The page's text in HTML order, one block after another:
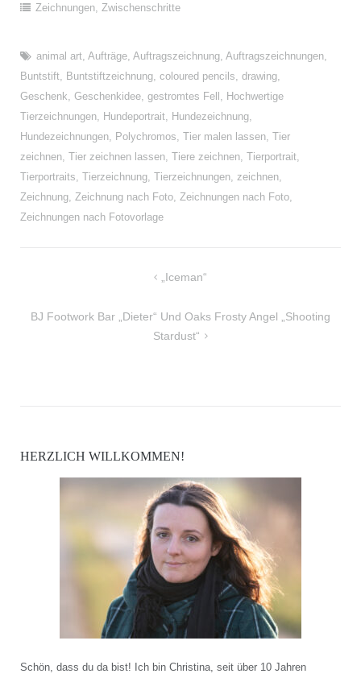
Zeichnungen, Zwischenschritte
animal art, Aufträge, Auftragszeichnung, Auftragszeichnungen,
Buntstift, Buntstiftzeichnung, coloured pencils drawing,
Geschenk Geschenkidee, gestromtes Fell
Hochwertige
Tierzeichnungen, Hundeportrait, Hundezeichnung,
Hundezeichnungen, Polychromos Tier malen lassen, Tier
zeichnen, Tier zeichnen lassen, Tiere zeichnen, Tierportrait,
Tierportraits Tierzeichnung, Tierzeichnungen, zeichnen,
Zeichnung, Zeichnung nach Foto, Zeichnungen nach Foto,
Zeichnungen nach Fotovorlage
Beitragsnavigation„Iceman“
BJ Footwork Bar „Dieter“ Und Oaks Frosty Angel „Shooting
Stardust“
HERZLICH WILLKOMMEN!
Schön, dass du da bist! Ich bin Christina, seit über 10 Jahren